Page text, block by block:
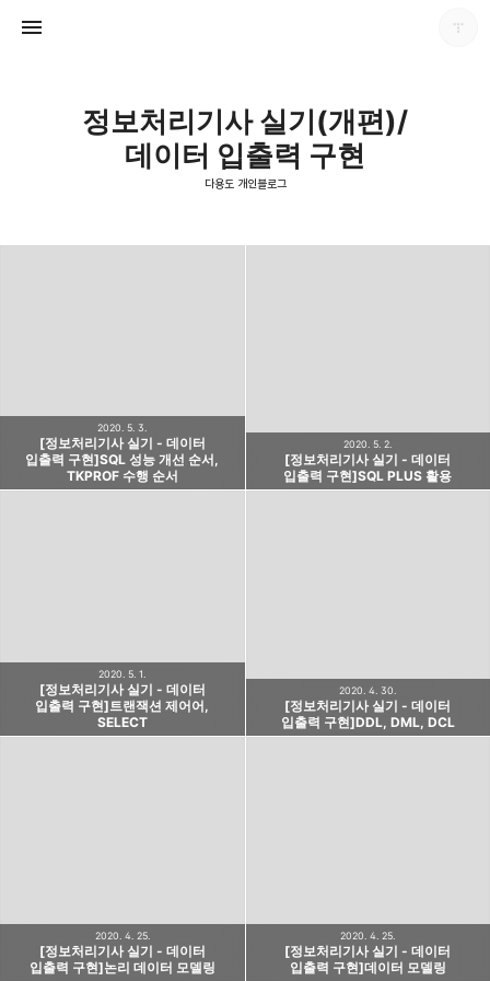
정보처리기사 실기(개편)/
데이터 입출력 구현
다용도 개인블로그
[정보처리기사 실기 - 데이터
입출력 구현]SQL 성능 개선 순서,
TKPROF 수행 순서
2020. 5. 3.
[정보처리기사 실기 - 데이터
입출력 구현]SQL PLUS 활용
2020. 5. 2.
[정보처리기사 실기 - 데이터
입출력 구현]트랜잭션 제어어,
SELECT
2020. 5. 1.
[정보처리기사 실기 - 데이터
입출력 구현]DDL, DML, DCL
2020. 4. 30.
[정보처리기사 실기 - 데이터
입출력 구현]논리 데이터 모델링
2020. 4. 25.
[정보처리기사 실기 - 데이터
입출력 구현]데이터 모델링
2020. 4. 25.
다용도 개인블로그